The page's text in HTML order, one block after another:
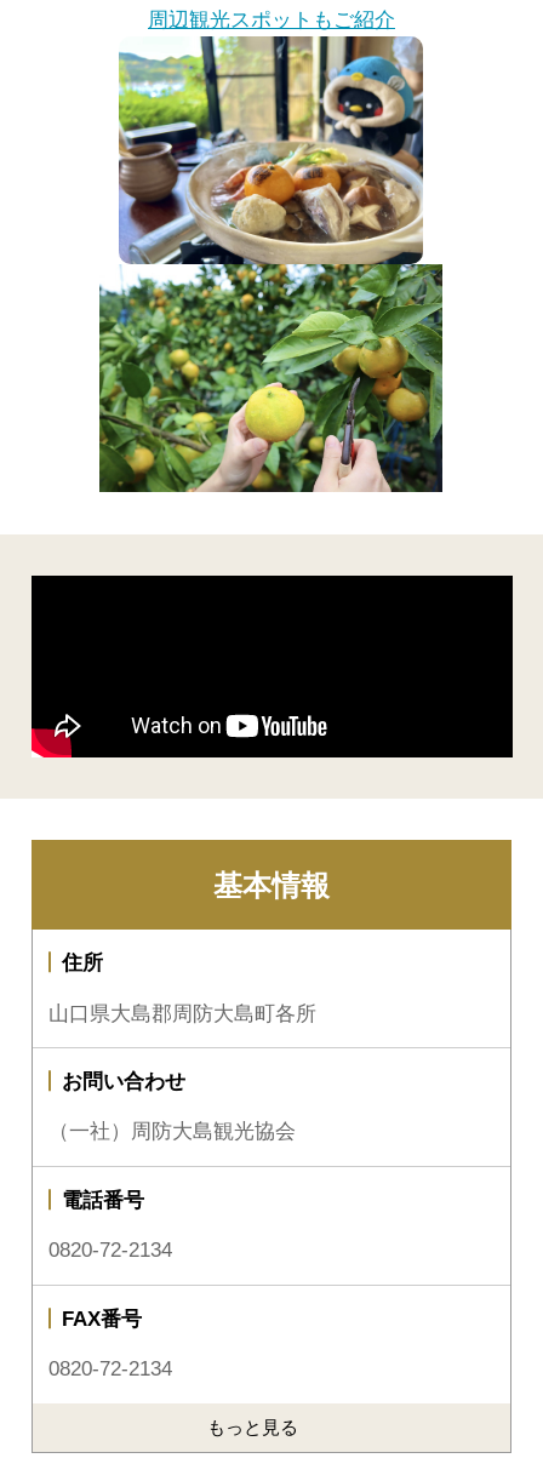
周辺観光スポットもご紹介
基本情報
住所
山口県大島郡周防大島町各所
お問い合わせ
（一社）周防大島観光協会
電話番号
0820-72-2134
FAX番号
0820-72-2134
もっと見る